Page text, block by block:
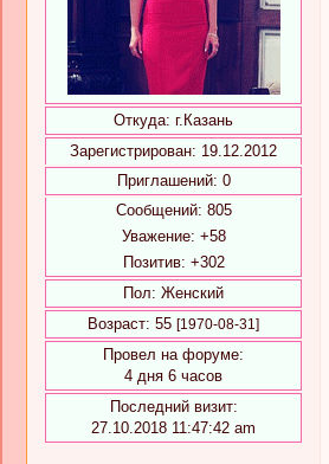
Откуда: г.Казань
Зарегистрирован: 19.12.2012
Приглашений: 0
Сообщений: 805
Уважение: +58
Позитив: +302
Пол: Женский
Возраст: 55 [1970-08-31]
Провел на форуме:
4 дня 6 часов
Последний визит:
27.10.2018 11:47:42 am